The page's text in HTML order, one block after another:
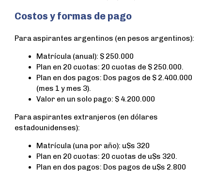
Costos y formas de pago
Para aspirantes argentinos (en pesos argentinos):
Matrícula (anual): $ 250.000
Plan en 20 cuotas: 20 cuotas de $ 250.000.
Plan en dos pagos: Dos pagos de $ 2.400.000
(mes 1 y mes 3).
Valor en un solo pago: $ 4.200.000
Para aspirantes extranjeros (en dólares
estadounidenses):
Matrícula (una por año): u$s 320
Plan en 20 cuotas: 20 cuotas de u$s 320.
Plan en dos pagos: Dos pagos de u$s 2.800